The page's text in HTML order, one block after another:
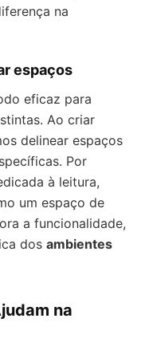
na
espaços
eficaz para
Ao criar
delinear espaços
Por
à leitura,
um espaço de
a funcionalidade,
dos ambientes
na